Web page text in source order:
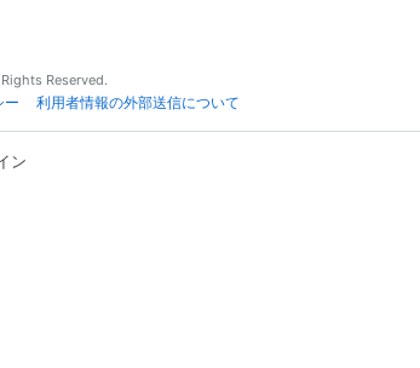
Reserved.
ー 利用者情報の外部送信について
ン